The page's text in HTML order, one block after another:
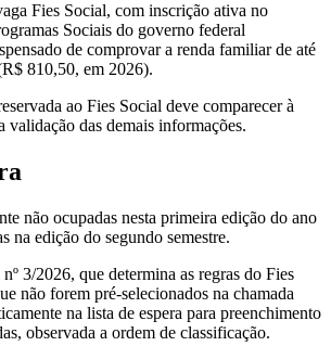
Fies Social, com inscrição ativa no
Sociais do governo federal
de comprovar a renda familiar de até
810,50, em 2026).
ao Fies Social deve comparecer à
validação das demais informações.
não ocupadas nesta primeira edição do ano
na edição do segundo semestre.
3/2026, que determina as regras do Fies
não forem pré-selecionados na chamada
na lista de espera para preenchimento
observada a ordem de classificação.